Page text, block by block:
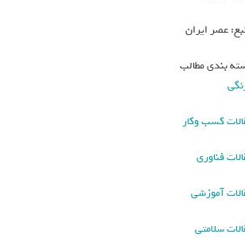
عصر ایران
بندی مطالب
کسب وکار
فناوری
آموزشی
سلامتی